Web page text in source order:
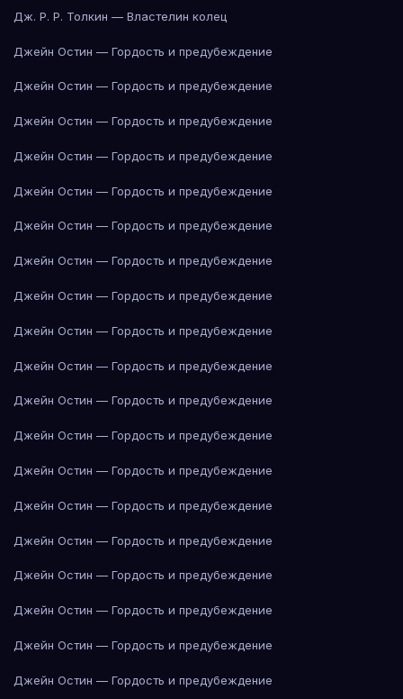
Дж. Р. Р. Толкин — Властелин колец
Джейн Остин — Гордость и предубеждение
Джейн Остин — Гордость и предубеждение
Джейн Остин — Гордость и предубеждение
Джейн Остин — Гордость и предубеждение
Джейн Остин — Гордость и предубеждение
Джейн Остин — Гордость и предубеждение
Джейн Остин — Гордость и предубеждение
Джейн Остин — Гордость и предубеждение
Джейн Остин — Гордость и предубеждение
Джейн Остин — Гордость и предубеждение
Джейн Остин — Гордость и предубеждение
Джейн Остин — Гордость и предубеждение
Джейн Остин — Гордость и предубеждение
Джейн Остин — Гордость и предубеждение
Джейн Остин — Гордость и предубеждение
Джейн Остин — Гордость и предубеждение
Джейн Остин — Гордость и предубеждение
Джейн Остин — Гордость и предубеждение
Джейн Остин — Гордость и предубеждение